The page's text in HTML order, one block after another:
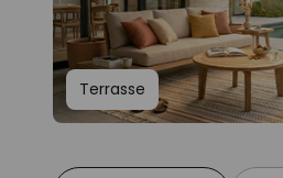
Terrasse